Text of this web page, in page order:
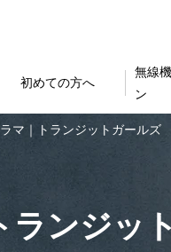
初めての方へ
無線
ン
ラマ｜トランジットガールズ
ランジッ